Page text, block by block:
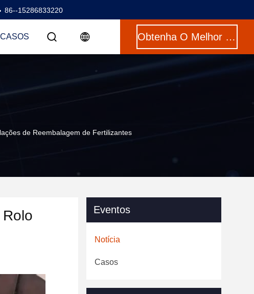
86--15286833220
CASOS Obtenha O Melhor Preço
de Reembalagem de Fertilizantes
Eventos
Notícia
Casos